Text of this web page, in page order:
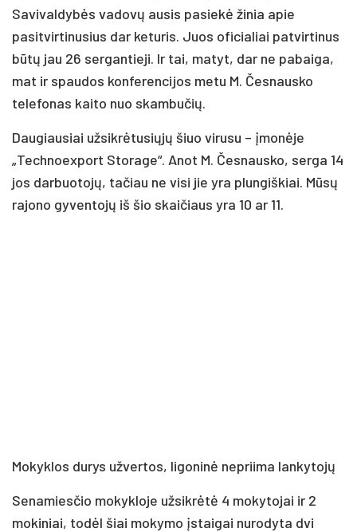
Savivaldybės vadovų ausis pasiekė žinia apie
pasitvirtinusius dar keturis. Juos oficialiai patvirtinus
būtų jau 26 sergantieji. Ir tai, matyt, dar ne pabaiga,
mat ir spaudos konferencijos metu M. Česnausko
telefonas kaito nuo skambučių.
Daugiausiai užsikrėtusiųjų šiuo virusu – įmonėje
„Technoexport Storage“. Anot M. Česnausko, serga 14
jos darbuotojų, tačiau ne visi jie yra plungiškiai. Mūsų
rajono gyventojų iš šio skaičiaus yra 10 ar 11.
Mokyklos durys užvertos, ligoninė nepriima lankytojų
Senamiesčio mokykloje užsikrėtė 4 mokytojai ir 2
mokiniai, todėl šiai mokymo įstaigai nurodyta dvi